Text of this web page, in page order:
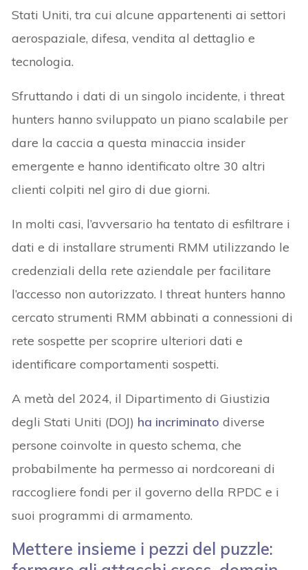
Stati Uniti, tra cui alcune appartenenti ai settori
aerospaziale, difesa, vendita al dettaglio e
tecnologia.
Sfruttando i dati di un singolo incidente, i threat
hunters hanno sviluppato un piano scalabile per
dare la caccia a questa minaccia insider
emergente e hanno identificato oltre 30 altri
clienti colpiti nel giro di due giorni.
In molti casi, l’avversario ha tentato di esfiltrare i
dati e di installare strumenti RMM utilizzando le
credenziali della rete aziendale per facilitare
l’accesso non autorizzato. I threat hunters hanno
cercato strumenti RMM abbinati a connessioni di
rete sospette per scoprire ulteriori dati e
identificare comportamenti sospetti.
A metà del 2024, il Dipartimento di Giustizia
degli Stati Uniti (DOJ) ha incriminato diverse
persone coinvolte in questo schema, che
probabilmente ha permesso ai nordcoreani di
raccogliere fondi per il governo della RPDC e i
suoi programmi di armamento.
Mettere insieme i pezzi del puzzle: